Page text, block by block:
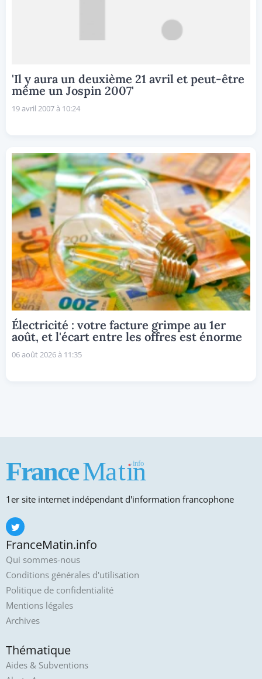
'Il y aura un deuxième 21 avril et peut-être
même un Jospin 2007'
19 avril 2007 à 10:24
Électricité : votre facture grimpe au 1er
août, et l'écart entre les offres est énorme
06 août 2026 à 11:35
1er site internet indépendant d'information francophone
FranceMatin.info
Qui sommes-nous
Conditions générales d'utilisation
Politique de confidentialité
Mentions légales
Archives
Thématique
Aides & Subventions